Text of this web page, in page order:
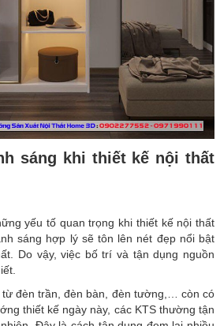
sáng khi thiết kế nội thất
yếu tố quan trọng khi thiết kế nội thất
sáng hợp lý sẽ tôn lên nét đẹp nổi bật
Do vậy, việc bố trí và tận dụng nguồn
từ đèn trần, đèn bàn, đèn tường,… còn có
thiết kế ngày này, các KTS thường tận